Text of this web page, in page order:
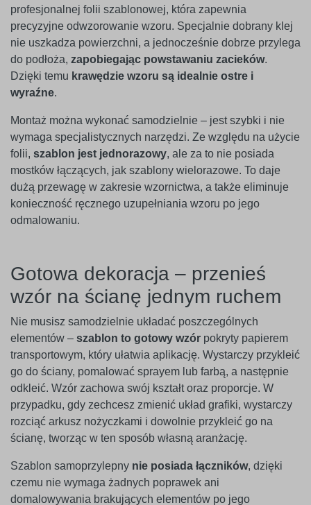
profesjonalnej folii szablonowej, która zapewnia
precyzyjne odwzorowanie wzoru. Specjalnie dobrany klej
nie uszkadza powierzchni, a jednocześnie dobrze przylega
do podłoża, zapobiegając powstawaniu zacieków.
Dzięki temu krawędzie wzoru są idealnie ostre i
wyraźne.
Montaż można wykonać samodzielnie – jest szybki i nie
wymaga specjalistycznych narzędzi. Ze względu na użycie
folii, szablon jest jednorazowy, ale za to nie posiada
mostków łączących, jak szablony wielorazowe. To daje
dużą przewagę w zakresie wzornictwa, a także eliminuje
konieczność ręcznego uzupełniania wzoru po jego
odmalowaniu.
Gotowa dekoracja – przenieś
wzór na ścianę jednym ruchem
Nie musisz samodzielnie układać poszczególnych
elementów – szablon to gotowy wzór pokryty papierem
transportowym, który ułatwia aplikację. Wystarczy przykleić
go do ściany, pomalować sprayem lub farbą, a następnie
odkleić. Wzór zachowa swój kształt oraz proporcje. W
przypadku, gdy zechcesz zmienić układ grafiki, wystarczy
rozciąć arkusz nożyczkami i dowolnie przykleić go na
ścianę, tworząc w ten sposób własną aranżację.
Szablon samoprzylepny nie posiada łączników, dzięki
czemu nie wymaga żadnych poprawek ani
domalowywania brakujących elementów po jego